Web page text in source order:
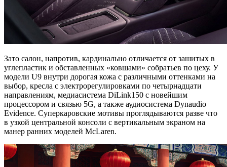
Зато салон, напротив, кардинально отличается от зашитых в
углепластик и обставленных «ковшами» собратьев по цеху. У
модели U9 внутри дорогая кожа с различными оттенками на
выбор, кресла с электрорегулировками по четырнадцати
направлениям, медиасистема DiLink150 с новейшим
процессором и связью 5G, а также аудиосистема Dynaudio
Evidence. Суперкаровские мотивы проглядываются разве что
в узкой центральной консоли с вертикальным экраном на
манер ранних моделей McLaren.